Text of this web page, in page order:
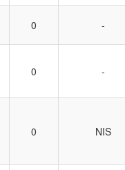
0 -
0 -
0 NIS